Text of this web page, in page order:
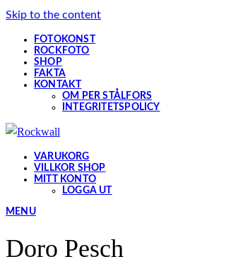
Skip to the content
FOTOKONST
ROCKFOTO
SHOP
FAKTA
KONTAKT
OM PER STÅLFORS
INTEGRITETSPOLICY
VARUKORG
VILLKOR SHOP
MITT KONTO
LOGGA UT
MENU
Doro Pesch